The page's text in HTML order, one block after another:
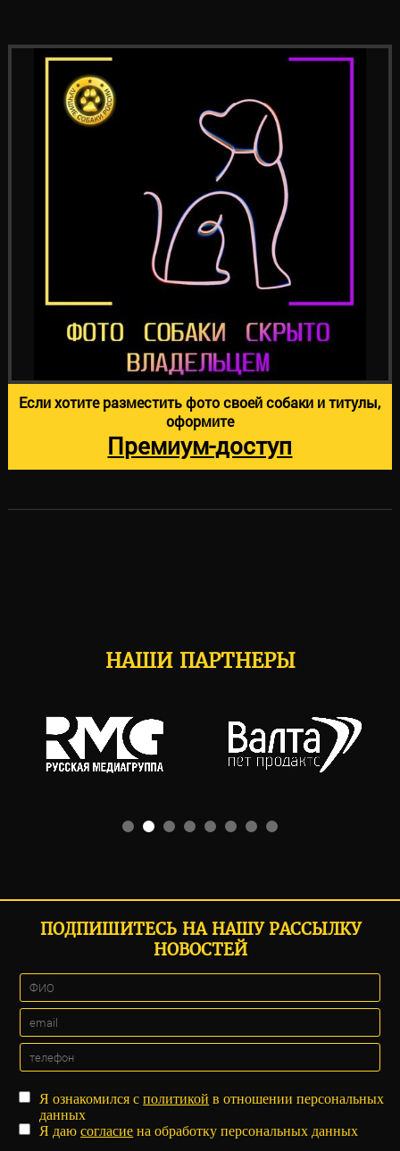
Если хотите разместить фото своей собаки и титулы,
оформите
Премиум-доступ
НАШИ ПАРТНЕРЫ
ПОДПИШИТЕСЬ НА НАШУ РАССЫЛКУ
НОВОСТЕЙ
Я ознакомился сполитикой в отношении персональных
данных
Я даюсогласие на обработку персональных данных